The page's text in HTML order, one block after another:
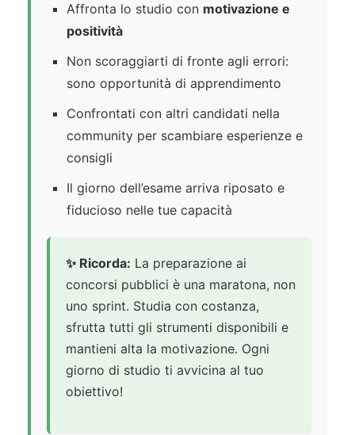
Affronta lo studio con motivazione e
positività
Non scoraggiarti di fronte agli errori:
sono opportunità di apprendimento
Confrontati con altri candidati nella
community per scambiare esperienze e
consigli
Il giorno dell’esame arriva riposato e
fiducioso nelle tue capacità
✨ Ricorda: La preparazione ai
concorsi pubblici è una maratona, non
uno sprint. Studia con costanza,
sfrutta tutti gli strumenti disponibili e
mantieni alta la motivazione. Ogni
giorno di studio ti avvicina al tuo
obiettivo!